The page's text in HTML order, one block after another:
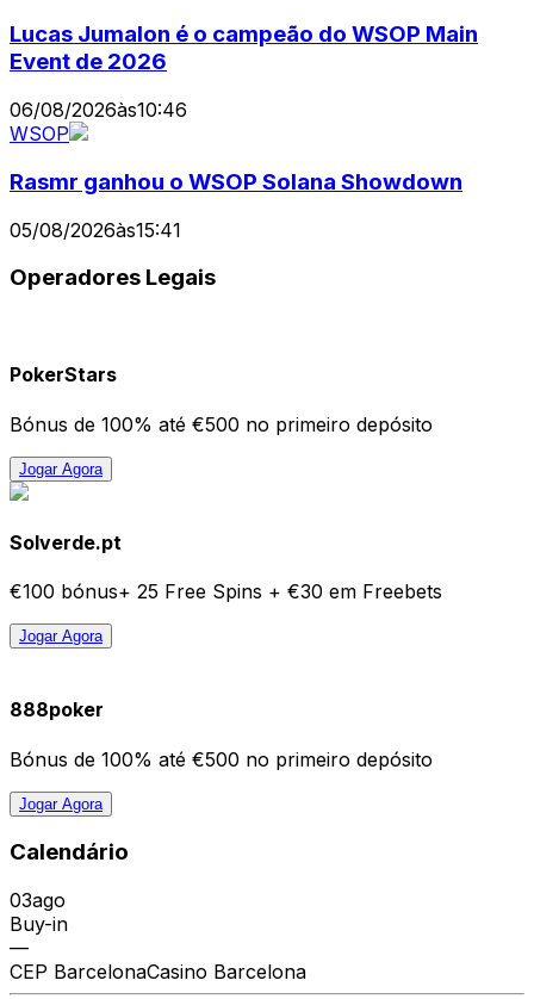
Lucas Jumalon é o campeão do WSOP Main
Event de 2026
06/08/2026às10:46
WSOP
Rasmr ganhou o WSOP Solana Showdown
05/08/2026às15:41
Operadores Legais
PokerStars
Bónus de 100% até €500 no primeiro depósito
Jogar Agora
Solverde.pt
€100 bónus+ 25 Free Spins + €30 em Freebets
Jogar Agora
888poker
Bónus de 100% até €500 no primeiro depósito
Jogar Agora
Calendário
03ago
Buy-in
—
CEP BarcelonaCasino Barcelona